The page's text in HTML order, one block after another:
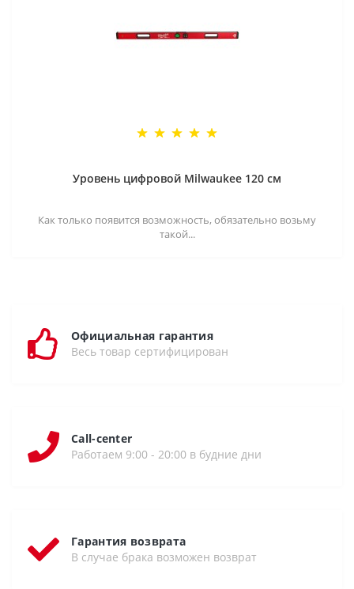
Уровень цифровой Milwaukee 120 см
Как только появится возможность, обязательно возьму
такой...
Официальная гарантия
Весь товар сертифицирован
Call-center
Работаем 9:00 - 20:00 в будние дни
Гарантия возврата
В случае брака возможен возврат